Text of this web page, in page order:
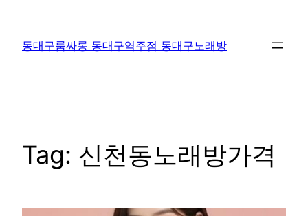
content
동대구룸싸롱 동대구역주점 동대구노래방
Tag: 신천동노래방가격